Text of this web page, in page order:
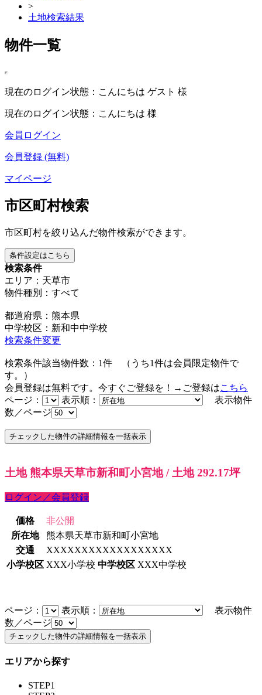
>
土地検索結果
物件一覧
現在のログイン状態：こんにちは ゲスト 様
現在のログイン状態：こんにちは 様
会員ログイン
会員登録 (無料)
マイページ
市区町村検索
市区町村を絞り込んだ物件検索ができます。
条件設定はこちら
検索条件
エリア：天草市
物件種別：すべて
都道府県：熊本県
中学校区：新和中中学校
検索条件変更
検索条件該当物件数： 1件 （うち1件は会員限定物件で
す。）
会員登録は無料です。今すぐご登録を！→ご登録はこちら
ページ：
表示順：
表示物件
数／ページ
土地 熊本県天草市新和町小宮地 / 土地 292.17坪
ログイン／会員登録
価格
非公開
所在地
熊本県天草市新和町小宮地
交通
XXXXXXXXXXXXXXXXXX
小学校区 XXX小学校 中学校区 XXX中学校
ページ： 表示順：
表示物件
数／ページ
エリアから探す
STEP1